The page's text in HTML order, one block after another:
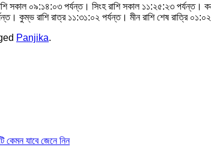
সকাল ০৯:১৪:০৩ পর্যন্ত। সিংহ রাশি সকাল ১১:২৫:২৩ পর্যন্ত।
কুম্ভ রাশি রাত্র ১১:৩১:০২ পর্যন্ত। মীন রাশি শেষ রাত্রি
Panjika.
যাবে জেনে নিন